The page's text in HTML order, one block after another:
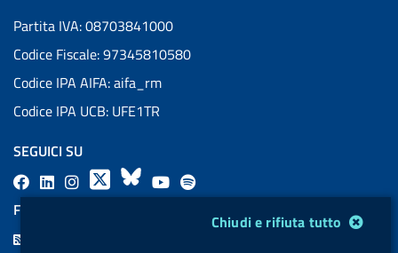
Chiudi e rifiuta tutto
Partita IVA: 08703841000
Codice Fiscale: 97345810580
Codice IPA AIFA: aifa_rm
Codice IPA UCB: UFE1TR
SEGUICI SU
F
a
L
i
a
X
B
l
Y
o
l
a
FEED RSS